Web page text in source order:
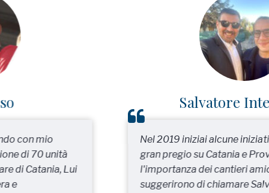
Salvatore Interlandi
Nel 2019 iniziai alcune iniziative immobiliari di
gran pregio su Catania e Provincia. Visto
l'importanza dei cantieri amici comuni mi
suggerirono di chiamare Salvo Belfiore per una